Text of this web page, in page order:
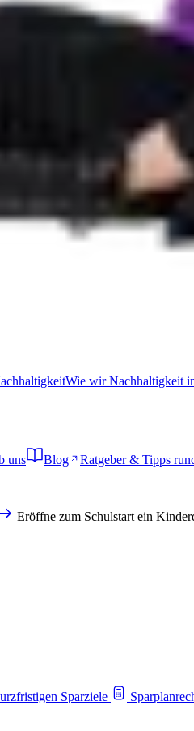
Wie wir Nachhaltigkeit
uns Blog
Ratgeber & Tipps
Eröffne zum Schulstart ein
Sparziele